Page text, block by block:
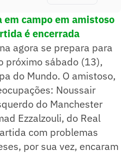
em campo em amistoso
é encerrada
agora se prepara para
próximo sábado (13),
do Mundo. O amistoso,
Noussair
do Manchester
Ezzalzouli, do Real
com problemas
por sua vez, encaram